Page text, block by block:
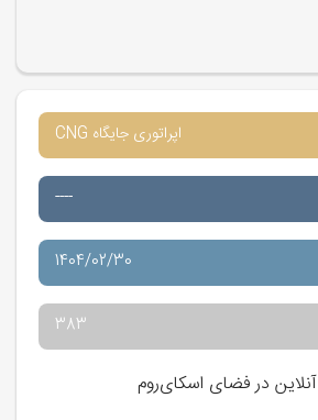
اپراتوری جایگاه CNG
----
1404/02/30
383
آنلاین در فضای اسکای‌روم